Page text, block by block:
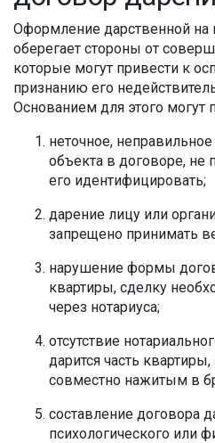
Оформление дарственной на
оберегает стороны от
которые могут привести к
признанию его
Основанием для этого могут
неточное,
объекта в договоре,
его идентифицировать;
дарение лицу или
запрещено принимать
нарушение формы
квартиры, сделку
через нотариуса;
отсутствие
дарится часть
совместно нажитым в
составление договора
психологического или